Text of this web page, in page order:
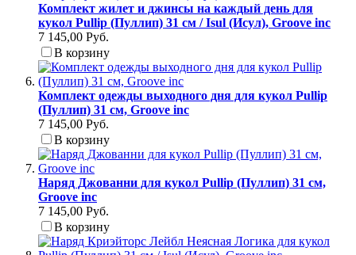
Комплект жилет и джинсы на каждый день для
кукол Pullip (Пуллип) 31 см / Isul (Исул), Groove inc
7 145,00 Руб.
В корзину
Комплект одежды выходного дня для кукол Pullip
(Пуллип) 31 см, Groove inc
7 145,00 Руб.
В корзину
Наряд Джованни для кукол Pullip (Пуллип) 31 см,
Groove inc
7 145,00 Руб.
В корзину